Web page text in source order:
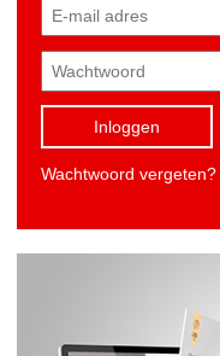
Inloggen
Wachtwoord vergeten?